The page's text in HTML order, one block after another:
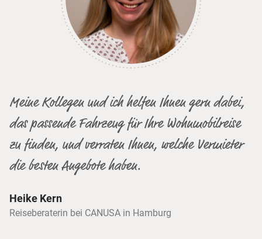
Meine Kollegen und ich helfen Ihnen gern dabei,
das passende Fahrzeug für Ihre Wohnmobilreise
zu finden, und verraten Ihnen, welche Vermieter
die besten Angebote haben.
Heike Kern
Reiseberaterin bei CANUSA in Hamburg